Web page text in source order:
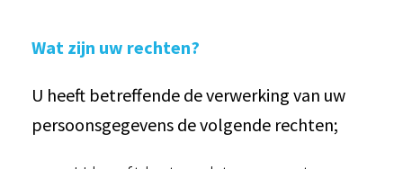
Wat zijn uw rechten?
U heeft betreffende de verwerking van uw
persoonsgegevens de volgende rechten;